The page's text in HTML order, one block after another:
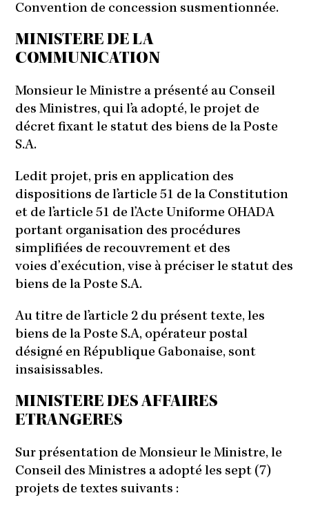
Convention de concession susmentionnée.
MINISTERE DE LA
COMMUNICATION
Monsieur le Ministre a présenté au Conseil
des Ministres, qui l’a adopté, le projet de
décret fixant le statut des biens de la Poste
S.A.
Ledit projet, pris en application des
dispositions de l’article 51 de la Constitution
et de l’article 51 de l’Acte Uniforme OHADA
portant organisation des procédures
simplifiées de recouvrement et des
voies d’exécution, vise à préciser le statut des
biens de la Poste S.A.
Au titre de l’article 2 du présent texte, les
biens de la Poste S.A, opérateur postal
désigné en République Gabonaise, sont
insaisissables.
MINISTERE DES AFFAIRES
ETRANGERES
Sur présentation de Monsieur le Ministre, le
Conseil des Ministres a adopté les sept (7)
projets de textes suivants :